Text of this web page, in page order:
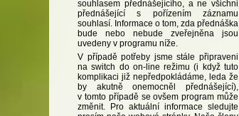
souhlasem přednášejícího, a ne všichni
přednášející s pořízením záznamu
souhlasí. Informace o tom, zda přednáška
bude nebo nebude zveřejněna jsou
uvedeny v programu níže.
V případě potřeby jsme stále připraveni
na switch do on-line režimu (i když tuto
komplikaci již nepředpokládáme, leda že
by akutně onemocněl přednášející),
v tomto případě se ovšem program může
změnit. Pro aktuální informace sledujte